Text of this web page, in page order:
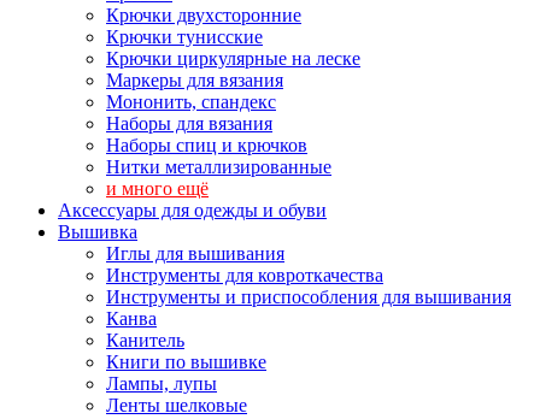
Крючки двухсторонние
Крючки тунисские
Крючки циркулярные на леске
Маркеры для вязания
Мононить, спандекс
Наборы для вязания
Наборы спиц и крючков
Нитки металлизированные
и много ещё
Аксессуары для одежды и обуви
Вышивка
Иглы для вышивания
Инструменты для ковроткачества
Инструменты и приспособления для вышивания
Канва
Канитель
Книги по вышивке
Лампы, лупы
Ленты шелковые